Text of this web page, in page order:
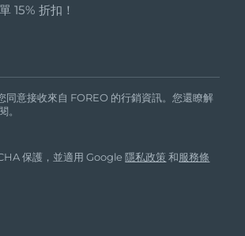
15% 折扣！
同意接收來自 FOREO 的行銷資訊。您還瞭解
。
保護，並適用 Google隱私政策 和服務條